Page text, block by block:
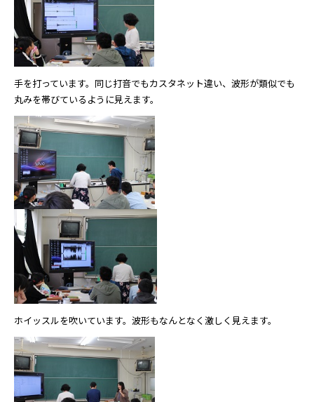
手を打っています。同じ打音でもカスタネット違い、波形が類似でも
丸みを帯びているように見えます。
ホイッスルを吹いています。波形もなんとなく激しく見えます。